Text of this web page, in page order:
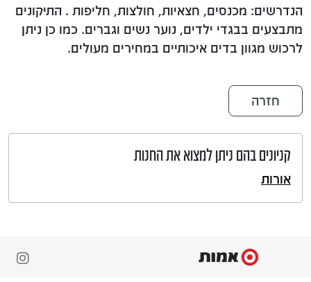
הנדרשים: מכנסים, חצאיות, חולצות, חליפות . התיקונים
מתבצעים בבגדי ילדים, נוער נשים וגברים. כמו כן ניתן
לרכוש מגוון בדים איכותיים במחירים מעולים.
חזרה
קניונים בהם ניתן למצוא את החנות
אורות